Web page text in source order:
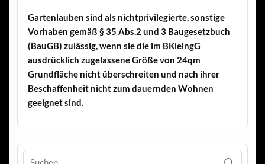
Gartenlauben sind als nichtprivilegierte, sonstige
Vorhaben gemäß § 35 Abs.2 und 3 Baugesetzbuch
(BauGB) zulässig, wenn sie die im BKleingG
ausdrücklich zugelassene Größe von 24qm
Grundfläche nicht überschreiten und nach ihrer
Beschaffenheit nicht zum dauernden Wohnen
geeignet sind.